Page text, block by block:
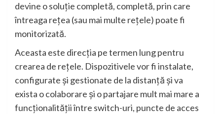
devine o soluție completă, completă, prin care
întreaga rețea (sau mai multe rețele) poate fi
monitorizată.
Aceasta este direcția pe termen lung pentru
crearea de rețele. Dispozitivele vor fi instalate,
configurate și gestionate de la distanță și va
exista o colaborare și o partajare mult mai mare a
funcționalității între switch-uri, puncte de acces